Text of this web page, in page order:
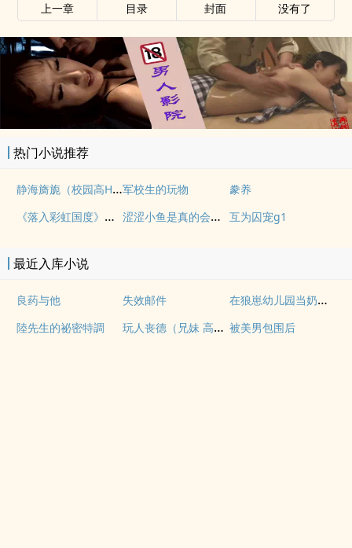
上一章 目录 封面 没有了
x
热门小说推荐
静海旖旎（校园高H）军校生的玩物 豢养
《落入彩虹国度》穿越+西幻+言情 涩涩小鱼是真的会被干透 互为囚宠g1
最近入库小说
良药与他 失效邮件 在狼崽幼儿园当奶爸的日常
陸先生的祕密特調 玩人丧德（兄妹 高H） 被美男包围后